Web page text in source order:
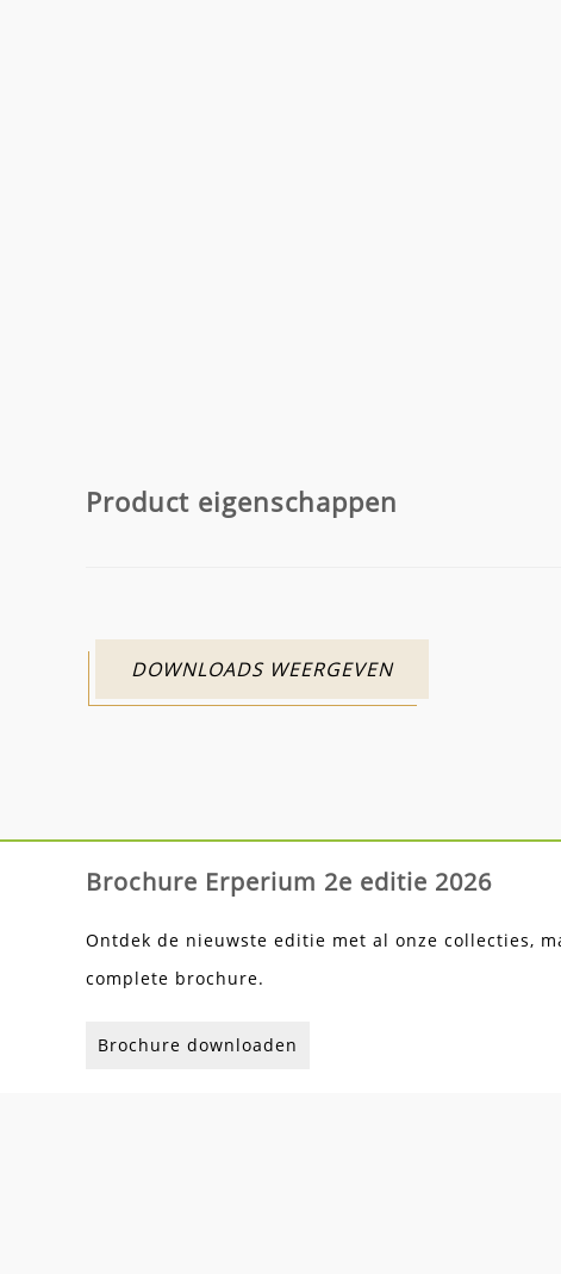
Product eigenschappen
DOWNLOADS WEERGEVEN
Brochure Erperium 2e editie 2026
Ontdek de nieuwste editie met al onze collecties,
complete brochure.
Brochure downloaden